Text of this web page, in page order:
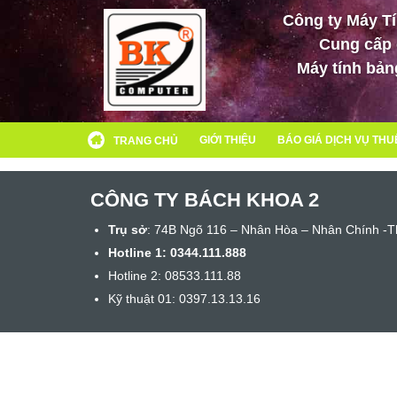
Công ty Máy
Cung cấp
Máy tính
TRANG CHỦ GIỚI THIỆU BÁO GIÁ DỊCH VỤ
CÔNG TY BÁCH KHOA 2
Trụ sở: 74B Ngõ 116 – Nhân Hòa – Nhân Chính -
Hotline 1: 0344.111.888
Hotline 2: 08533.111.88
Kỹ thuật 01: 0397.13.13.16